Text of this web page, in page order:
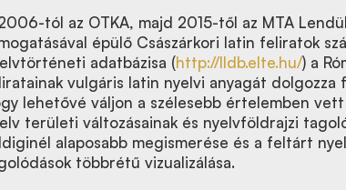
tól az OTKA, majd 2015-től az MTA
épülő Császárkori latin feliratok
adatbázisa (http://lldb.elte.hu/) a
vulgáris latin nyelvi anyagát dolgozza
lehetővé váljon a szélesebb értelemben
területi változásainak és nyelvföldrajzi
alaposabb megismerése és a feltárt
többrétű vizualizálása.